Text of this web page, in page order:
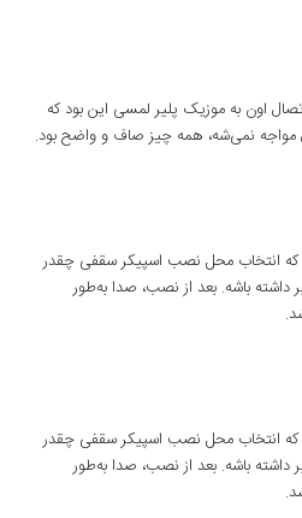
اون به موزیک پلیر لمسی این بود که
مواجه نمی‌شه، همه چیز صاف و واضح بود.
که انتخاب محل نصب اسپیکر سقفی چقدر
باشه. بعد از نصب، صدا به‌طور
که انتخاب محل نصب اسپیکر سقفی چقدر
باشه. بعد از نصب، صدا به‌طور